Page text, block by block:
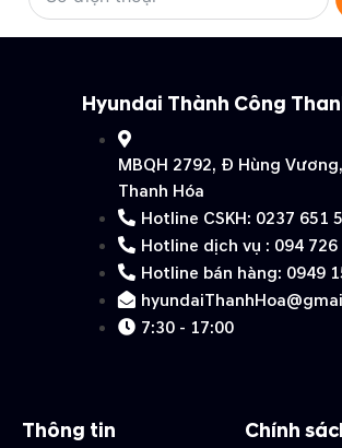
Hyundai Thành Công
MBQH 2792, Đ Hùng
Thanh Hóa
Hotline CSKH: 0237 651
Hotline dịch vụ : 094 726
Hotline bán hàng: 0949
7:30 - 17:00
Thông tin Chính